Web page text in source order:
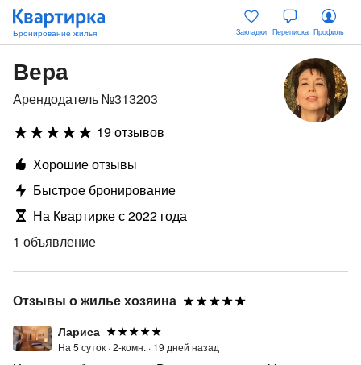
Закладки Переписка Профиль
Вера
Арендодатель №313203
19 отзывов
Хорошие отзывы
Быстрое бронирование
На Квартирке с 2022 года
1 объявление
Отзывы о жилье хозяина
Лариса
На 5 суток ·2-комн. · 19 дней назад